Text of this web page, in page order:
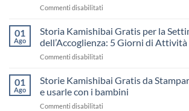
Commenti disabilitati
Kamishibai
sull’Accoglienza:
il
“fare
01
Ago
Storia Kamishibai Gratis per la
dell’Accoglienza: 5 Giorni di Attività
Commenti disabilitati
Kamishibai
per
01
Ago
Storie Kamishibai Gratis da
e usarle con i bambini
Commenti disabilitati